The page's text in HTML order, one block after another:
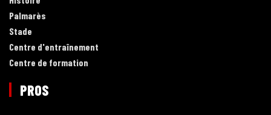
Palmarès
Stade
Centre d'entraînement
Centre de formation
PROS